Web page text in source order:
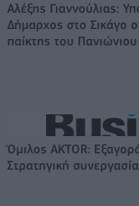
Αλέξης Γιαννούλιας:
Δήμαρχος στο Σικάγο
παίκτης του Πανιώνιου
Όμιλος AKTOR:
Στρατηγική